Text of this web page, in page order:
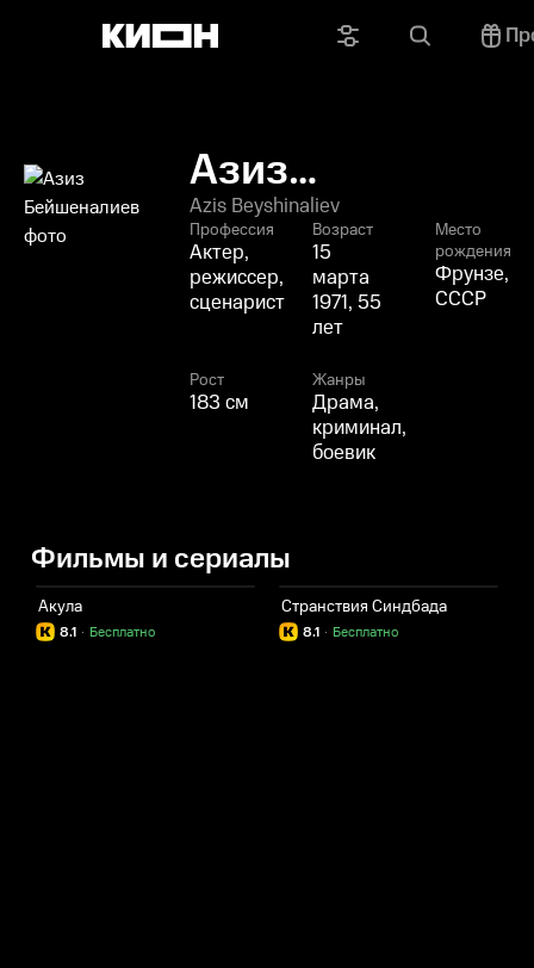
Азиз
Бейшеналиев
Azis Beyshinaliev
Профессия
Актер,
режиссер,
сценарист
Возраст
15
марта
1971, 55
лет
Место
рождения
Фрунзе,
СССР
Рост
183 см
Жанры
Драма,
криминал,
боевик
Фильмы и сериалы
Акула
8.1 Бесплатно
·
Странствия Синдбада
8.1 Бесплатно
·